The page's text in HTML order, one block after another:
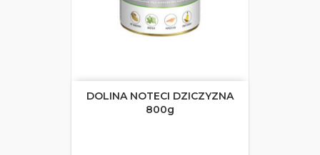
DOLINA NOTECI DZICZYZNA
800g